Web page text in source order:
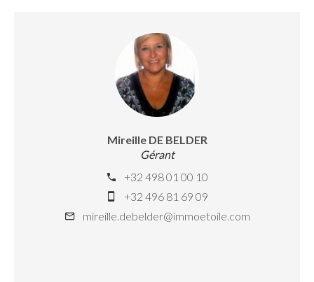
Mireille DE BELDER
Gérant
+32 498 01 00 10
+32 496 81 69 09
mireille.debelder@immoetoile.com